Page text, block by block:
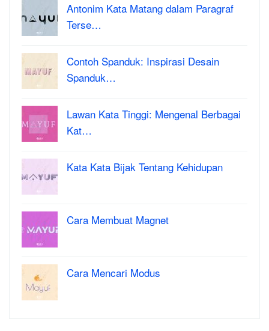
Antonim Kata Matang dalam Paragraf
Terse…
Contoh Spanduk: Inspirasi Desain
Spanduk…
Lawan Kata Tinggi: Mengenal Berbagai
Kat…
Kata Kata Bijak Tentang Kehidupan
Cara Membuat Magnet
Cara Mencari Modus